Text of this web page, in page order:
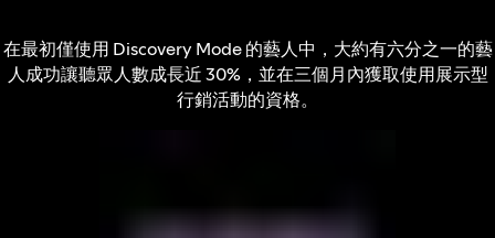
在最初僅使用 Discovery Mode 的藝人中，大約有六分之一的藝
人成功讓聽眾人數成長近 30%，並在三個月內獲取使用展示型
行銷活動的資格。